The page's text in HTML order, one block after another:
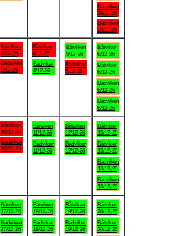
Badviken
29/11-26
Badviken
29/11-26
Båtviken
3/12-26
Badviken
3/12-26
Båtviken
4/12-26
Badviken
4/12-26
Båtviken
5/12-26
Badviken
5/12-26
Båtviken
6/12-26
Båtviken
6/12-26
Badviken
6/12-26
Badviken
6/12-26
Båtviken
10/12-26
Badviken
10/12-26
Båtviken
11/12-26
Badviken
11/12-26
Båtviken
12/12-26
Badviken
12/12-26
Båtviken
13/12-26
Båtviken
13/12-26
Badviken
13/12-26
Badviken
13/12-26
Båtviken
17/12-26
Badviken
17/12-26
Båtviken
18/12-26
Badviken
18/12-26
Båtviken
19/12-26
Badviken
19/12-26
Båtviken
20/12-26
Båtviken
20/12-26